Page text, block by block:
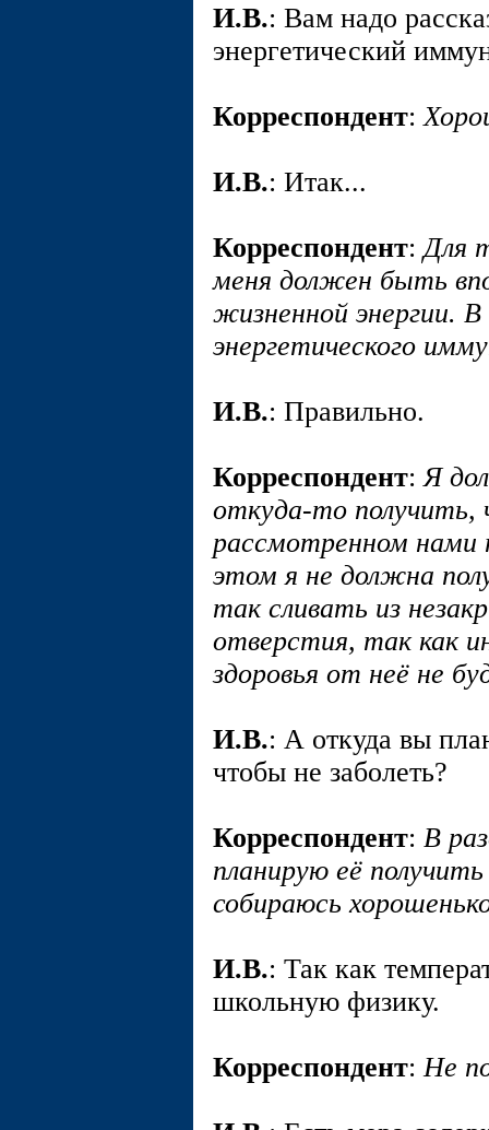
И.В.: Вам надо
энергетический
Корреспондент:
И.В.: Итак...
Корреспондент:Для
меня должен быть
жизненной энергии.
энергетического
И.В.: Правильно.
Корреспондент:Я
откуда-то получить,
рассмотренном нами
этом я не должна
так сливать из
отверстия, так как
здоровья от неё не
И.В.: А откуда вы
чтобы не заболеть?
Корреспондент: В
планирую её
собираюсь
И.В.: Так как
школьную физику.
Корреспондент:Не